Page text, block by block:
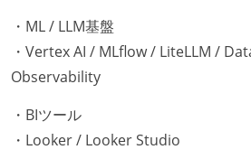
・ML / LLM基盤
・Vertex AI / MLflow / LiteLLM /
Observability
・BIツール
・Looker / Looker Studio